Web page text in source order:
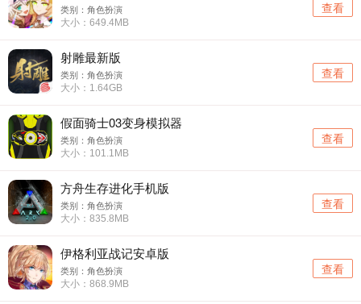
类别：角色扮演
大小：649.4MB
查看
射雕最新版
类别：角色扮演
大小：1.64GB
查看
假面骑士03变身模拟器
类别：角色扮演
大小：101.1MB
查看
方舟生存进化手机版
类别：角色扮演
大小：835.8MB
查看
伊格利亚战记安卓版
类别：角色扮演
大小：868.9MB
查看